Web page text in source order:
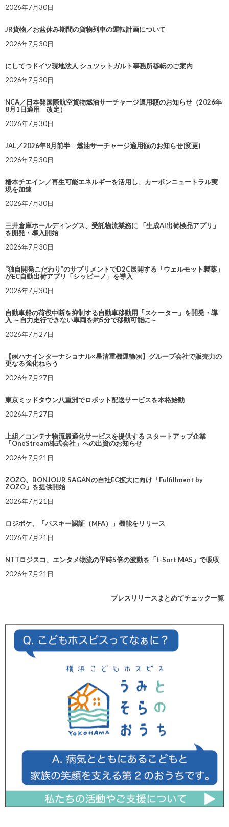
2026年7月30日
JR貨物／お盆休み期間の貨物列車の運転計画について
2026年7月30日
にしてつドイツ現地法人 シュツットガルト事務所移転のご案内
2026年7月30日
NCA／日本発国際航空貨物燃油サーチャージ適用額のお知らせ（2026年
8月1日適用 改定）
2026年7月30日
JAL／2026年8月前半 燃油サーチャージ適用額のお知らせ(変更)
2026年7月30日
椿本チエイン／再生可能エネルギーを活用し、カーボンニュートラル実
現を加速
2026年7月30日
三井倉庫ホールディングス、受託物流業務に 「生成AI出荷検品アプリ」
を開発・導入開始
2026年7月30日
“独自開発こだわり”のサプリメントでD2C展開する「ウェルモット製薬」
がEC自動出荷アプリ「シッピーノ」を導入
2026年7月30日
自動車船の荷役中断を抑制する自動車移動用「スケーター」を開発・導
入 ～自力走行できない車両を約5分で移動可能に～
2026年7月27日
【㈱ハナインターナショナル×星清重機運輸㈱】グループ会社で販売力の
更なる強化ねらう
2026年7月27日
東京ミッドタウン八重洲でロボット配送サービスを本格始動
2026年7月27日
上組／コンテナ物流最適化サービスを提供する スタートアップ企業
「OneStream株式会社」への出資のお知らせ
2026年7月21日
ZOZO、BONJOUR SAGANの自社EC拡大に向け「Fulfillment by
ZOZO」を提供開始
2026年7月21日
ロジポケ、「パスキー認証（MFA）」機能をリリース
2026年7月21日
NTTロジスコ、エンタメ物流の平時5倍の波動を「t-Sort MAS」で吸収
2026年7月21日
プレスリリースまとめてチェック一覧